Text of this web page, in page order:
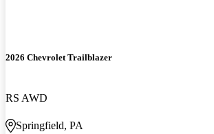
2026 Chevrolet Trailblazer
RS AWD
Springfield, PA